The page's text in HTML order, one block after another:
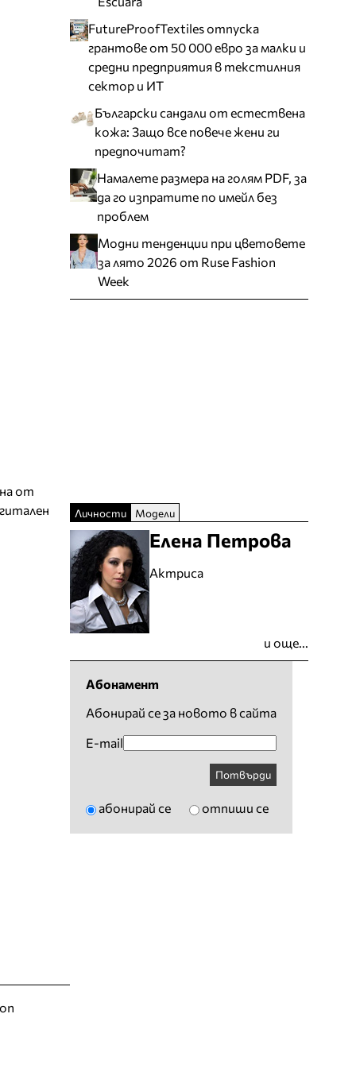
от
FutureProofTextiles отпуска
грантове от 50 000 евро за малки и
средни предприятия в текстилния
сектор и ИТ
Български сандали от естествена
кожа: Защо все повече жени ги
предпочитат?
Намалете размера на голям PDF, за
да го изпратите по имейл без
проблем
Модни тенденции при цветовете
за лято 2026 от Ruse Fashion
Week
Личности Модели
Елена Петрова
Актриса
и още...
Абонамент
Абонирай се за новото в сайта
E-mail
Потвърди
абонирай се отпиши се